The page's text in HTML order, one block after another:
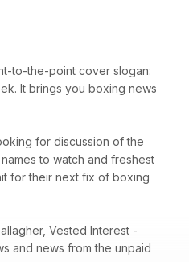
to-the-point cover slogan:
It brings you boxing news
for discussion of the
to watch and freshest
for their next fix of boxing
Vested Interest -
and news from the unpaid